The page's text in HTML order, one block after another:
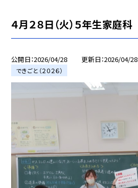
４月２８日（火）５年生家庭科
公開日 2026/04/28 更新日 2026/04/28
できごと（２０２６）